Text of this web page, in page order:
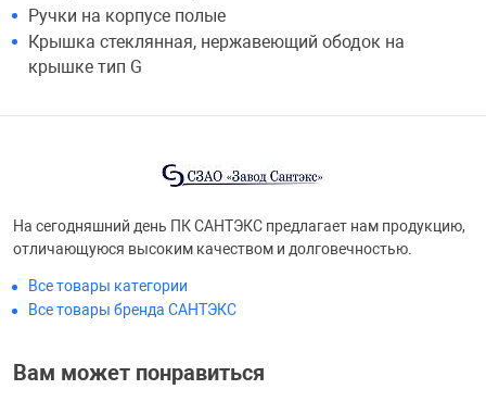
Ручки на корпусе полые
Крышка стеклянная, нержавеющий ободок на
крышке тип G
На сегодняшний день ПК САНТЭКС предлагает нам продукцию,
отличающуюся высоким качеством и долговечностью.
Все товары категории
Все товары бренда САНТЭКС
Вам может понравиться